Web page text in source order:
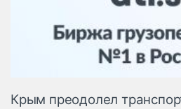
Крым преодолел